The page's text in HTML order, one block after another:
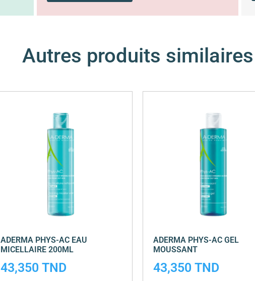
Autres produits similaires
ADERMA PHYS-AC GEL
MOUSSANT
43,350 TND
ADERMA PHYS-AC EAU
MICELLAIRE 200ML
43,350TND